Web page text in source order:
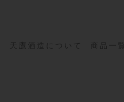
天鷹酒造について 商品一覧